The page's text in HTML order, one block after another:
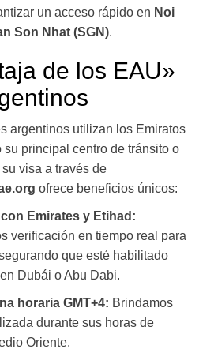
un acceso rápido en Noi
Son Nhat (SGN).
de los EAU»
argentinos utilizan los Emiratos
principal centro de tránsito o
visa a través de
ofrece beneficios únicos:
Emirates y Etihad:
verificación en tiempo real para
que esté habilitado
Dubái o Abu Dabi.
horaria GMT+4: Brindamos
durante sus horas de
Oriente.